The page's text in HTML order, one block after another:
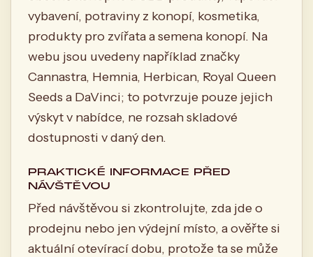
vybavení, potraviny z konopí, kosmetika,
produkty pro zvířata a semena konopí. Na
webu jsou uvedeny například značky
Cannastra, Hemnia, Herbican, Royal Queen
Seeds a DaVinci; to potvrzuje pouze jejich
výskyt v nabídce, ne rozsah skladové
dostupnosti v daný den.
PRAKTICKÉ INFORMACE PŘED
NÁVŠTĚVOU
Před návštěvou si zkontrolujte, zda jde o
prodejnu nebo jen výdejní místo, a ověřte si
aktuální otevírací dobu, protože ta se může